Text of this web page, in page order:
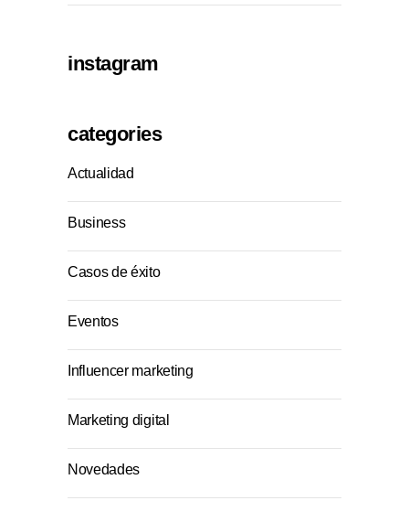
instagram
categories
Actualidad
Business
Casos de éxito
Eventos
Influencer marketing
Marketing digital
Novedades